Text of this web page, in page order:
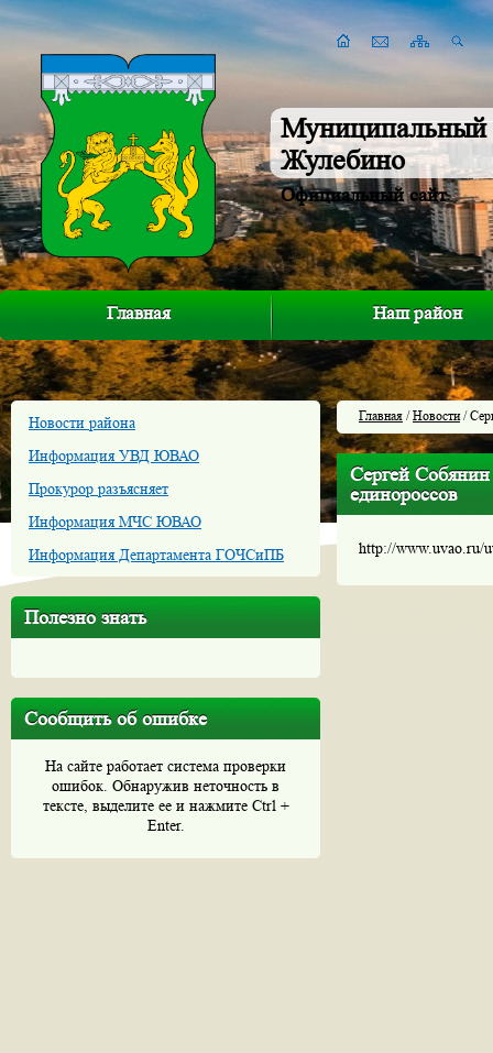
Муниципальный
Жулебино
Официальный сайт
Главная Наш район
Новости района
Информация УВД ЮВАО
Прокурор разъясняет
Информация МЧС ЮВАО
Информация Департамента ГОЧСиПБ
Полезно знать
Сообщить об ошибке
На сайте работает система проверки
ошибок. Обнаружив неточность в
тексте, выделите ее и нажмите Ctrl +
Enter.
Главная /Новости/
Сергей Собянин
единороссов
http://www.uvao.ru/